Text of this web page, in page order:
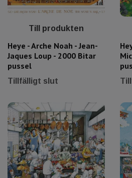
Till produkten
Heye - Arche Noah - Jean-
Jaques Loup - 2000 Bitar
pussel
Tillfälligt slut